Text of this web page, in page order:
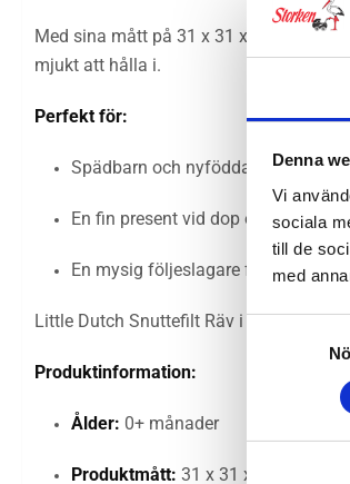
Denna
Vi
sociala
till de
med
Med sina mått på 31 x 31 x 6 cm är
mjukt att hålla i.
Perfekt för:
Spädbarn och nyfödda (0+)
En fin present vid dop eller
En mysig följeslagare för sömn
Little Dutch Snuttefilt Räv i Forest
Produktinformation:
Ålder: 0+ månader
Produktmått: 31 x 31 x 6 cm